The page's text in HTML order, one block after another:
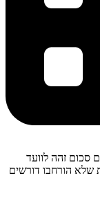
דירה תשלם סכום זהה לוועד
שלא הורחבו דורשים